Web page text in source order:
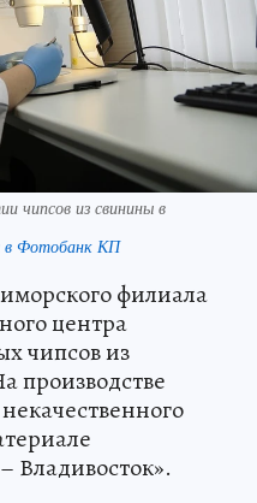
чипсов из свинины в
в Фотобанк КП
филиала
центра
чипсов из
производстве
Владивосток».